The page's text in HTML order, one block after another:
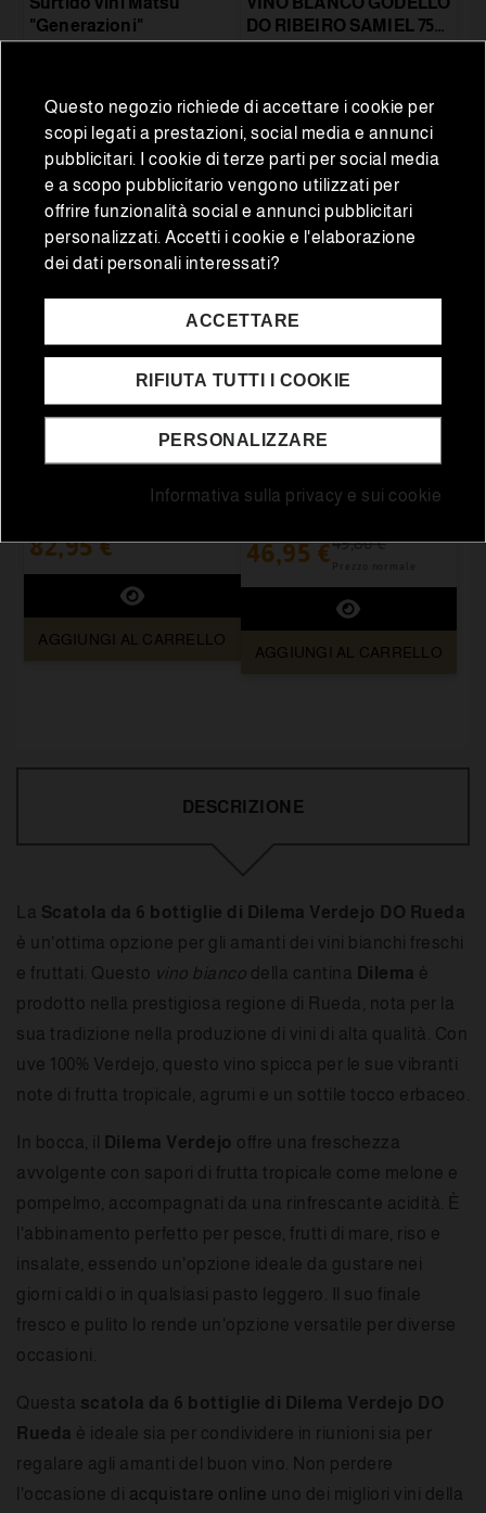
"Generazioni"
AGGIUNGI AL CARRELLO
DO RIBEIRO SAMIEL 75
CL.
AGGIUNGI AL CARRELLO
Osborne Capuchino
82,95 €
AGGIUNGI AL CARRELLO
Surtido vini Garnacha
"amanti"
46,95 €49,80 €
AGGIUNGI AL CARRELLO
DESCRIZIONE
La Scatola da 6 bottiglie di Dilema Verdejo DO Rueda
è un'ottima opzione per gli amanti dei vini bianchi freschi
e fruttati. Questo vino bianco della cantina Dilema è
prodotto nella prestigiosa regione di Rueda, nota per la
sua tradizione nella produzione di vini di alta qualità. Con
uve 100% Verdejo, questo vino spicca per le sue vibranti
note di frutta tropicale, agrumi e un sottile tocco erbaceo.
In bocca, il Dilema Verdejo offre una freschezza
avvolgente con sapori di frutta tropicale come melone e
pompelmo, accompagnati da una rinfrescante acidità. È
l'abbinamento perfetto per pesce, frutti di mare, riso e
insalate, essendo un'opzione ideale da gustare nei
giorni caldi o in qualsiasi pasto leggero. Il suo finale
fresco e pulito lo rende un'opzione versatile per diverse
occasioni.
Questa scatola da 6 bottiglie di Dilema Verdejo DO
Rueda è ideale sia per condividere in riunioni sia per
regalare agli amanti del buon vino. Non perdere
l'occasione di acquistare online uno dei migliori vini della
Verificación de Edad
Requerida
Para acceder a esta sección, por favor confirma
Questo negozio richiede di accettare i cookie per
scopi legati a prestazioni, social media e annunci
pubblicitari. I cookie di terze parti per social media
e a scopo pubblicitario vengono utilizzati per
offrire funzionalità social e annunci pubblicitari
personalizzati. Accetti i cookie e l'elaborazione
dei dati personali interessati?
ACCETTARE
RIFIUTA TUTTI I COOKIE
PERSONALIZZARE
Informativa sulla privacy e sui cookie